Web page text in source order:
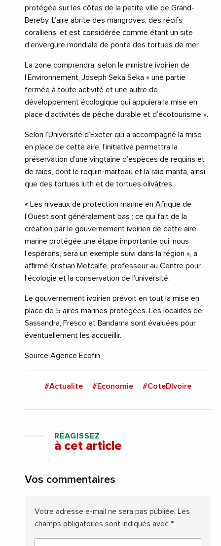
protégée sur les côtes de la petite ville de Grand-
Bereby. L’aire abrite des mangroves, des récifs
coralliens, et est considérée comme étant un site
d’envergure mondiale de ponte des tortues de mer.
La zone comprendra, selon le ministre ivoirien de
l’Environnement, Joseph Seka Seka « une partie
fermée à toute activité et une autre de
développement écologique qui appuiera la mise en
place d’activités de pêche durable et d’écotourisme ».
Selon l’Université d’Exeter qui a accompagné la mise
en place de cette aire, l’initiative permettra la
préservation d’une vingtaine d’espèces de requins et
de raies, dont le requin-marteau et la raie manta, ainsi
que des tortues luth et de tortues olivâtres.
« Les niveaux de protection marine en Afrique de
l’Ouest sont généralement bas ; ce qui fait de la
création par le gouvernement ivoirien de cette aire
marine protégée une étape importante qui, nous
l’espérons, sera un exemple suivi dans la région », a
affirmé Kristian Metcalfe, professeur au Centre pour
l’écologie et la conservation de l’université.
Le gouvernement ivoirien prévoit en tout la mise en
place de 5 aires marines protégées. Les localités de
Sassandra, Fresco et Bandama sont évaluées pour
éventuellement les accueillir.
Source Agence Ecofin
#Actualite #Economie #CoteDIvoire
RÉAGISSEZ
à cet article
Vos commentaires
Votre adresse e-mail ne sera pas publiée. Les
champs obligatoires sont indiqués avec *